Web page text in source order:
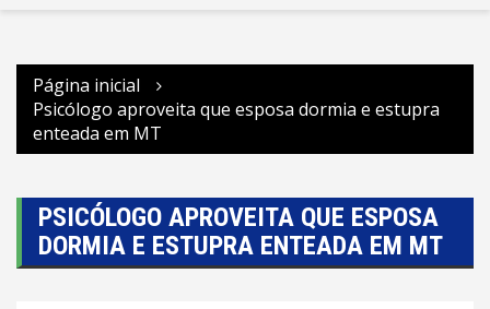
Página inicial
Psicólogo aproveita que esposa dormia e estupra
enteada em MT
PSICÓLOGO APROVEITA QUE ESPOSA
DORMIA E ESTUPRA ENTEADA EM MT